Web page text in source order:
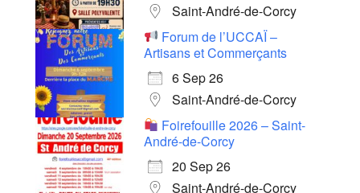
Saint-André-de-Corcy
Forum de l’UCCAÏ –
Artisans et Commerçants
6 Sep 26
Saint-André-de-Corcy
Foirefouille 2026 – Saint-
André-de-Corcy
20 Sep 26
Saint-André-de-Corcy